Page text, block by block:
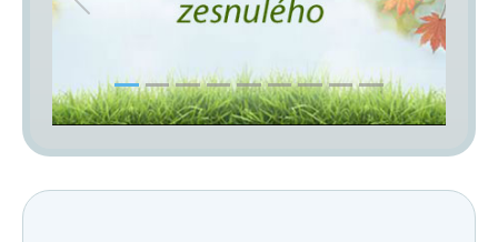
Previous Next